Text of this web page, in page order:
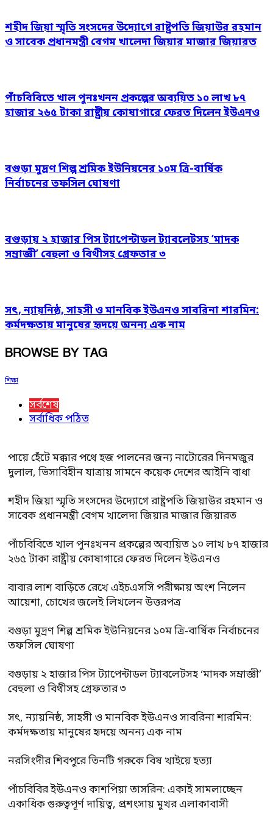
শহীদ জিয়া স্মৃতি সংসদের উদ্যোগে রাষ্ট্রপতি জিয়াউর রহমান
ও সাবেক প্রধানমন্ত্রী বেগম খালেদা জিয়ার মাজার জিয়ারত
পাঁচবিবিতে খাল পুনঃখনন প্রকল্পের অব্যয়িত ১০ লাখ ৮৭
হাজার ২৬৫ টাকা রাষ্ট্রীয় কোষাগারে ফেরত দিলেন ইউএনও
বগুড়া মুদ্রণ শিল্প শ্রমিক ইউনিয়নের ১০ম ত্রি-বার্ষিক
নির্বাচনের তফসিল ঘোষণা
বগুড়ায় ২ হাজার পিস ট্যাপেন্টাডল ট্যাবলেটসহ ‘মাদক
সম্রাজ্ঞী’ বেহুলা ও বিথীসহ গ্রেফতার ৩
সৎ, ন্যায়নিষ্ঠ, সাহসী ও মানবিক ইউএনও সাবরিনা শারমিন:
কর্মদক্ষতায় মানুষের হৃদয়ে অনন্য এক নাম
BROWSE BY TAG
শিক্ষা
সর্বশেষ
সর্বাধিক পঠিত
পায়ে হেঁটে মক্কার পথে হজ পালনের জন্য নাটোরের দিনমজুর
দুলাল, ভিসাবিহীন যাত্রায় সামনে কয়েক দেশের আইনি বাধা
শহীদ জিয়া স্মৃতি সংসদের উদ্যোগে রাষ্ট্রপতি জিয়াউর রহমান ও
সাবেক প্রধানমন্ত্রী বেগম খালেদা জিয়ার মাজার জিয়ারত
পাঁচবিবিতে খাল পুনঃখনন প্রকল্পের অব্যয়িত ১০ লাখ ৮৭ হাজার
২৬৫ টাকা রাষ্ট্রীয় কোষাগারে ফেরত দিলেন ইউএনও
বাবার লাশ বাড়িতে রেখে এইচএসসি পরীক্ষায় অংশ নিলেন
আয়েশা, চোখের জলেই লিখলেন উত্তরপত্র
বগুড়া মুদ্রণ শিল্প শ্রমিক ইউনিয়নের ১০ম ত্রি-বার্ষিক নির্বাচনের
তফসিল ঘোষণা
বগুড়ায় ২ হাজার পিস ট্যাপেন্টাডল ট্যাবলেটসহ ‘মাদক সম্রাজ্ঞী’
বেহুলা ও বিথীসহ গ্রেফতার ৩
সৎ, ন্যায়নিষ্ঠ, সাহসী ও মানবিক ইউএনও সাবরিনা শারমিন:
কর্মদক্ষতায় মানুষের হৃদয়ে অনন্য এক নাম
নরসিংদীর শিবপুরে তিনটি গরুকে বিষ খাইয়ে হত্যা
পাঁচবিবির ইউএনও কাশপিয়া তাসরিন: একাই সামলাচ্ছেন
একাধিক গুরুত্বপূর্ণ দায়িত্ব, প্রশংসায় মুখর এলাকাবাসী